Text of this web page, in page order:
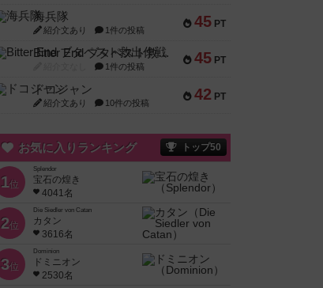
45 PT
海兵隊
紹介文あり 1件の投稿
45 PT
Bitter End ブタペスト救出作戦
1件の投稿
42 PT
ドコジャン
紹介文あり 10件の投稿
お気に入りランキング トップ50
1位
Splendor
宝石の煌き
4041名
2位
Die Siedler von Catan
カタン
3616名
3位
Dominion
ドミニオン
2530名